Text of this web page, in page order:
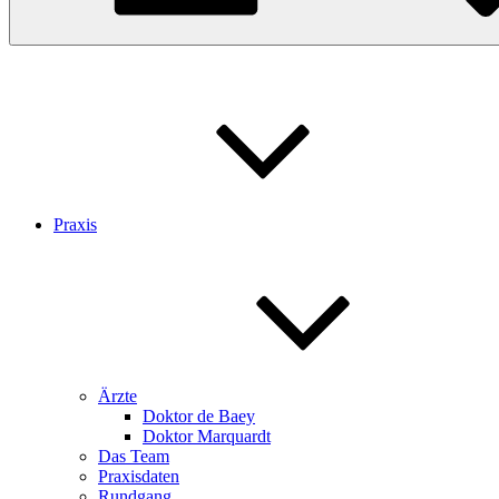
Praxis
Ärzte
Doktor de Baey
Doktor Marquardt
Das Team
Praxisdaten